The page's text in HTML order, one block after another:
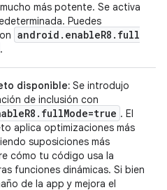
más potente. Se activa
Puedes
android . enableR8 . full
.
disponible: Se introdujo
de inclusión con
R8 . fullMode=true . El
aplica optimizaciones más
suposiciones más
cómo tu código usa la
funciones dinámicas. Si bien
de la app y mejora el